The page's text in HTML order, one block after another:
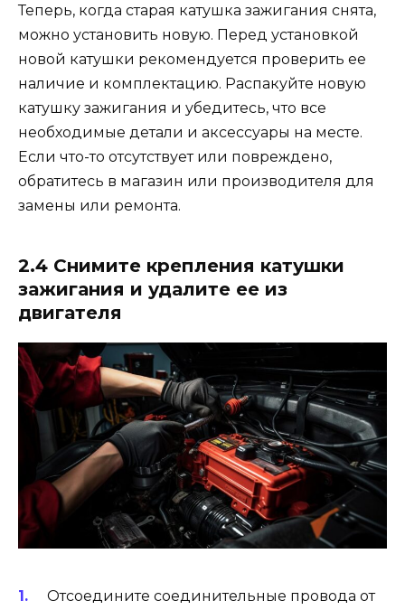
Теперь, когда старая катушка зажигания снята,
можно установить новую. Перед установкой
новой катушки рекомендуется проверить ее
наличие и комплектацию. Распакуйте новую
катушку зажигания и убедитесь, что все
необходимые детали и аксессуары на месте.
Если что-то отсутствует или повреждено,
обратитесь в магазин или производителя для
замены или ремонта.
2.4 Снимите крепления катушки
зажигания и удалите ее из
двигателя
Отсоедините соединительные провода от